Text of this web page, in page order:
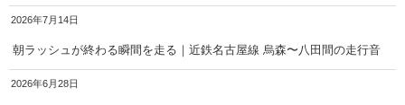
2026年7月14日
朝ラッシュが終わる瞬間を走る｜近鉄名古屋線 烏森〜八田間の走行音
2026年6月28日